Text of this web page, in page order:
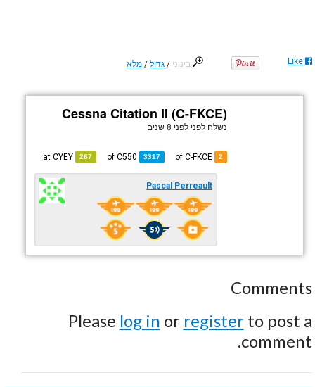
בינוני /גדול /מלא Like
Cessna Citation II (C-FKCE)
נשלח לפני לפני 8 שנים
2
3317
C550
267
CYEY
Pascal Perreault
Comments
Please log in or registerto post a
comment.